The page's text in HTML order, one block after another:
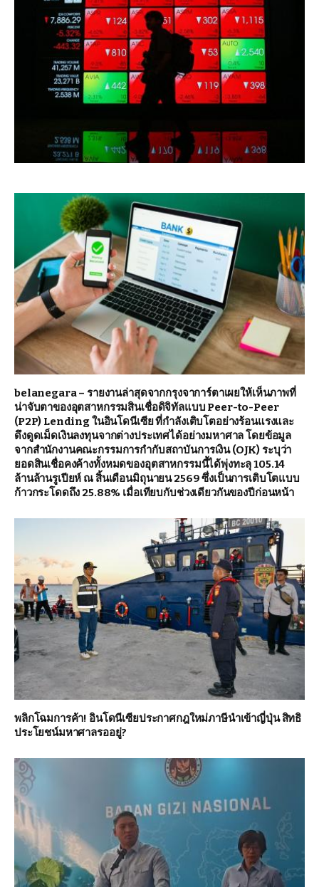
belanegara – รายงานล่าสุดจากกรุงจาการ์ตาเผยให้เห็นภาพที่
น่าจับตาของอุตสาหกรรมสินเชื่อดิจิทัลแบบ Peer-to-Peer
(P2P) Lending ในอินโดนีเซีย ที่กำลังเติบโตอย่างร้อนแรงและ
ดึงดูดเม็ดเงินลงทุนจากต่างประเทศได้อย่างมหาศาล โดยข้อมูล
จากสำนักงานคณะกรรมการกำกับสถาบันการเงิน (OJK) ระบุว่า
ยอดสินเชื่อคงค้างทั้งหมดของอุตสาหกรรมนี้ได้พุ่งทะลุ 105.14
ล้านล้านรูเปียห์ ณ สิ้นเดือนมิถุนายน 2569 ซึ่งเป็นการเติบโตแบบ
ก้าวกระโดดถึง 25.88% เมื่อเทียบกับช่วงเดียวกันของปีก่อนหน้า
พลิกโฉมการค้า! อินโดนีเซียประกาศกฎใหม่ภาษีนำเข้าญี่ปุ่น สิทธิ
ประโยชน์มหาศาลรออยู่?